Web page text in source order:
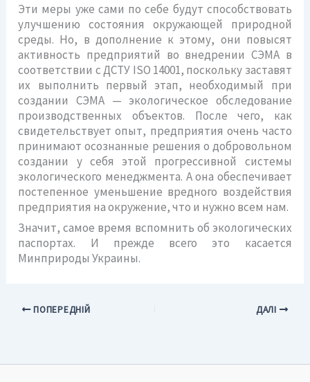
Эти меры уже сами по себе будут способствовать
улучшению состояния окружающей природной
среды. Но, в дополнение к этому, они повысят
активность предприятий во внедрении СЭМА в
соответствии с ДСТУ ISO 14001, поскольку заставят
их выполнить первый этап, необходимый при
создании СЭМА — экологическое обследование
производственных объектов. После чего, как
свидетельствует опыт, предприятия очень часто
принимают осознанные решения о добровольном
создании у себя этой прогрессивной системы
экологического менеджмента. А она обеспечивает
постепенное уменьшение вредного воздействия
предприятия на окружение, что и нужно всем нам.
Значит, самое время вспомнить об экологических
паспортах. И прежде всего это касается
Минприроды Украины.
ПОПЕРЕДНІЙ ДАЛІ